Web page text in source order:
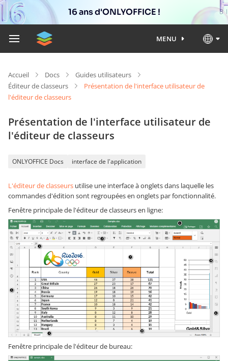
16 ans d'ONLYOFFICE !
MENU
Accueil Docs
Guides utilisateurs
Éditeur de classeurs
Présentation de l'interface utilisateur de
l'éditeur de classeurs
Présentation de l'interface utilisateur de
l'éditeur de classeurs
ONLYOFFICE Docs interface de l'application
L'éditeur de classeurs utilise une interface à onglets dans laquelle les
commandes d'édition sont regroupées en onglets par fonctionnalité.
Fenêtre principale de l'éditeur de classeurs en ligne:
Fenêtre principale de l'éditeur de bureau: